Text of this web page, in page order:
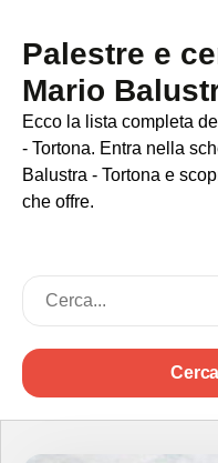
Palestre e
Mario
Ecco la lista completa
- Tortona. Entra nella
Balustra - Tortona e
che offre.